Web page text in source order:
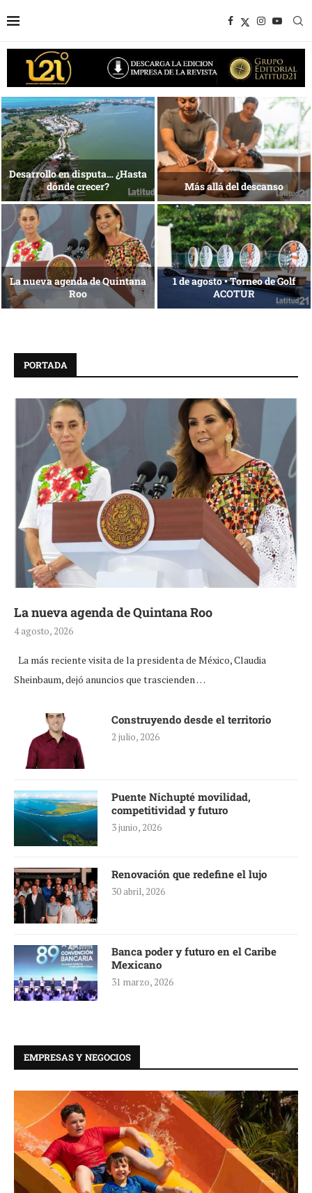
1 al 28 de agosto •
Fundación Isleña
Energía que Impulsa la
competitividad
Reconocimiento de viajeros La esencia del servicio
PORTADA
La nueva agenda de Quintana Roo
4 agosto, 2026
La más reciente visita de la presidenta de México, Claudia
Sheinbaum, dejó anuncios que trascienden …
Construyendo desde el territorio
2 julio, 2026
Puente Nichupté movilidad,
competitividad y futuro
3 junio, 2026
Renovación que redefine el lujo
30 abril, 2026
Banca poder y futuro en el Caribe
Mexicano
31 marzo, 2026
EMPRESAS Y NEGOCIOS